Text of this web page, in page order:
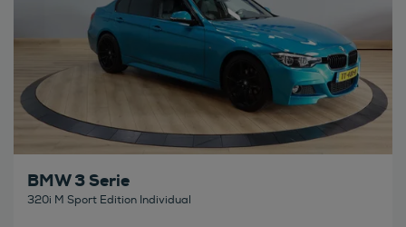
BMW 3 Serie
320i M Sport Edition Individual